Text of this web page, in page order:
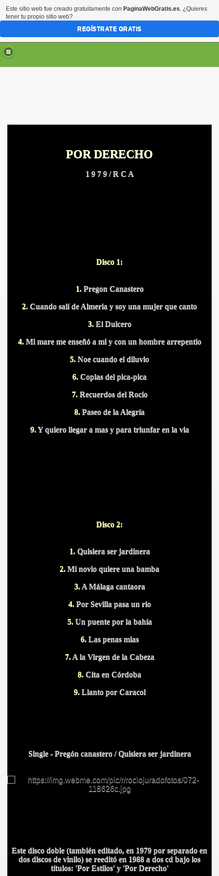
POR DERECHO
1 9 7 9 / R C A
Disco 1:
1.Pregon Canastero
2. Cuando salí de Almeria y soy una mujer que canto
3. El Dulcero
4. Mi mare me enseñó a mi y con un hombre arrepentio
5. Noe cuando el diluvio
6. Coplas del pica-pica
7. Recuerdos del Rocío
8. Paseo de la Alegría
9.Y quiero llegar a mas y para triunfar en la via
Disco 2:
1. Quisiera ser jardinera
2. Mi novio quiere una bamba
3.A Málaga cantaora
4.Por Sevilla pasa un rio
5.Un puente por la bahía
6.Las penas mias
7.A la Virgen de la Cabeza
8. Cita en Córdoba
9.Llanto por Caracol
Single - Pregón canastero / Quisiera ser jardinera
Este disco doble (también editado, en 1979 por separado en
dos discos de vinilo) se reeditó en 1988 a dos cd bajo los
títulos: 'Por Estilos' y 'Por Derecho'
Este sitio web fue creado gratuitamente con PaginaWebGratis.es. ¿Quieres
tener tu propio sitio web?
REGÍSTRATE GRATIS